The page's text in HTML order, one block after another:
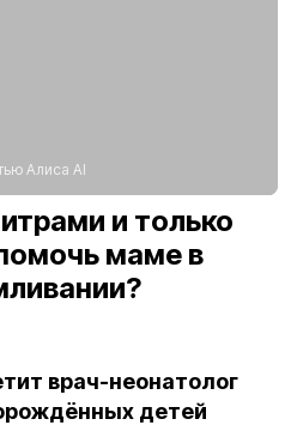
Алиса AI
и только
маме в
врач-неонатолог
детей